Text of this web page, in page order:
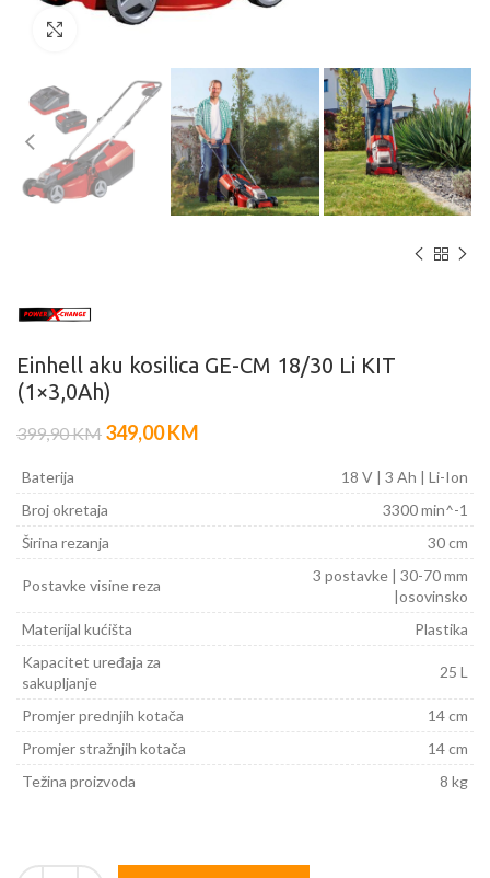
Click to enlarge
Einhell aku kosilica GE-CM 18/30 Li KIT
(1×3,0Ah)
399,90KM 349,00KM
Baterija
18 V | 3 Ah | Li-Ion
Broj okretaja
3300 min^-1
Širina rezanja
30 cm
Postavke visine reza
3 postavke | 30-70 mm
|osovinsko
Materijal kućišta
Plastika
Kapacitet uređaja za
sakupljanje
25 L
Promjer prednjih kotača
14 cm
Promjer stražnjih kotača
14 cm
Težina proizvoda
8 kg